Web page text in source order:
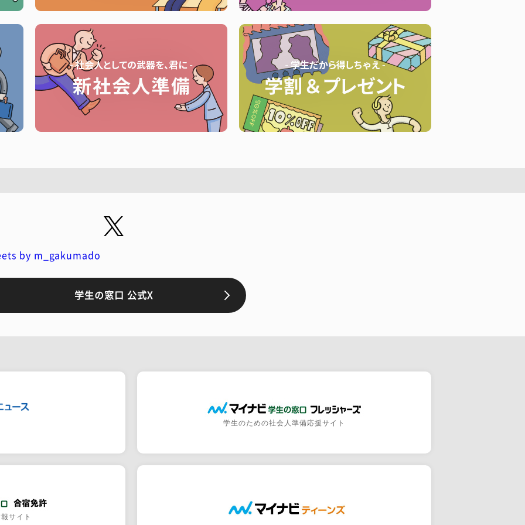
by m_gakumado
学生の窓口 公式X
学生のための社会人準備応援サイト
サイト